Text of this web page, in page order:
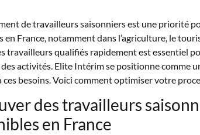
de travailleurs saisonniers est une priorité
en France, notamment dans l’agriculture, le
travailleurs qualifiés rapidement est essentiel
activités. Elite Intérim se positionne comme
ces besoins. Voici comment optimiser votre
des travailleurs
en France